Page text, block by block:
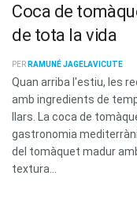
Coca de
de tota la vida
PER RAMUNÉ JAGELAVICUTE
Quan arriba l'estiu, les
amb ingredients de
llars. La coca de
gastronomia
del tomàquet madur
textura...